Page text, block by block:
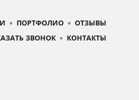
ПОРТФОЛИО
ОТЗЫВЫ
ЗВОНОК
КОНТАКТЫ